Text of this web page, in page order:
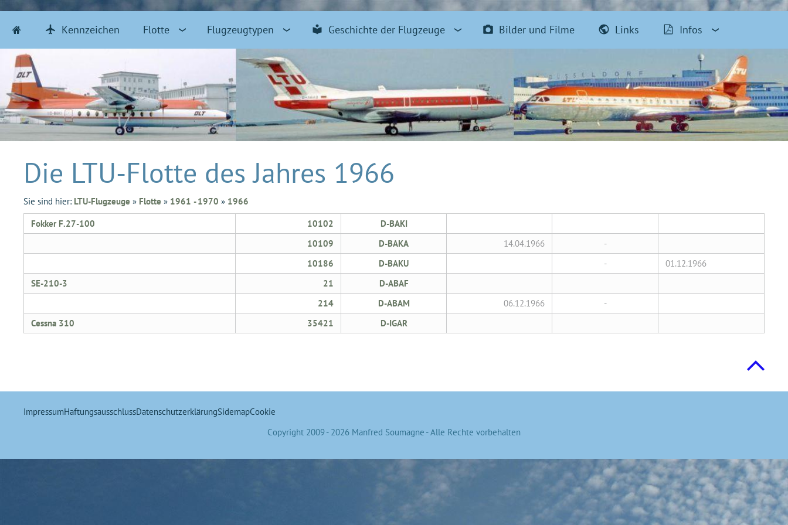
Kennzeichen Flotte Flugzeugtypen Geschichte der Flugzeuge Bilder und Filme Links Infos
Die LTU-Flotte des Jahres 1966
Sie sind hier: LTU-Flugzeuge » Flotte » 1961 - 1970 » 1966
Fokker F.27-100
10102
D-BAKI
10109
D-BAKA 14.04.1966
-
10186
D-BAKU -
01.12.1966
SE-210-3
21
D-ABAF
214
D-ABAM 06.12.1966
-
Cessna 310
35421 D-IGAR
ImpressumHaftungsausschlussDatenschutzerklärungSidemapCookie
Copyright 2009 - 2026 Manfred Soumagne - Alle Rechte vorbehalten